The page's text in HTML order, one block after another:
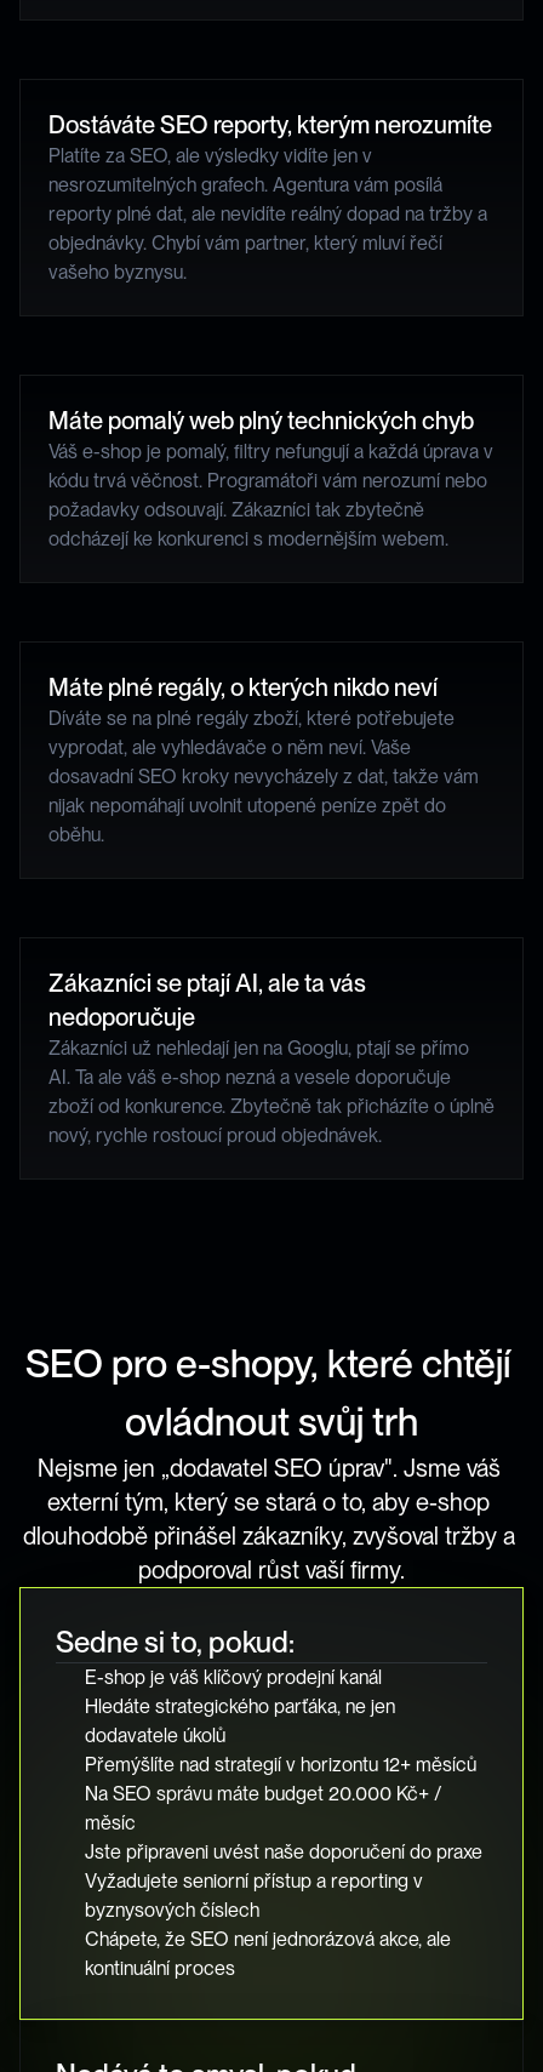
Dostáváte SEO reporty, kterým nerozumíte
Platíte za SEO, ale výsledky vidíte jen v
nesrozumitelných grafech. Agentura vám posílá
reporty plné dat, ale nevidíte reálný dopad na tržby a
objednávky. Chybí vám partner, který mluví řečí
vašeho byznysu.
Máte pomalý web plný technických chyb
Váš e-shop je pomalý, filtry nefungují a každá úprava v
kódu trvá věčnost. Programátoři vám nerozumí nebo
požadavky odsouvají. Zákazníci tak zbytečně
odcházejí ke konkurenci s modernějším webem.
Máte plné regály, o kterých nikdo neví
Díváte se na plné regály zboží, které potřebujete
vyprodat, ale vyhledávače o něm neví. Vaše
dosavadní SEO kroky nevycházely z dat, takže vám
nijak nepomáhají uvolnit utopené peníze zpět do
oběhu.
Zákazníci se ptají AI, ale ta vás
nedoporučuje
Zákazníci už nehledají jen na Googlu, ptají se přímo
AI. Ta ale váš e-shop nezná a vesele doporučuje
zboží od konkurence. Zbytečně tak přicházíte o úplně
nový, rychle rostoucí proud objednávek.
SEO pro e-shopy, které chtějí
ovládnout svůj trh
Nejsme jen „dodavatel SEO úprav". Jsme váš
externí tým, který se stará o to, aby e-shop
dlouhodobě přinášel zákazníky, zvyšoval tržby a
podporoval růst vaší firmy.
Sedne si to, pokud:
E-shop je váš klíčový prodejní kanál
Hledáte strategického parťáka, ne jen
dodavatele úkolů
Přemýšlíte nad strategií v horizontu 12+ měsíců
Na SEO správu máte budget 20.000 Kč+ /
měsíc
Jste připraveni uvést naše doporučení do praxe
Vyžadujete seniorní přístup a reporting v
byznysových číslech
Chápete, že SEO není jednorázová akce, ale
kontinuální proces